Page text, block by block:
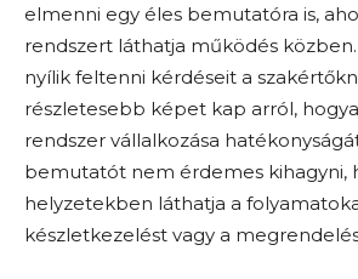
elmenni egy éles bemutatóra is,
rendszert láthatja működés
nyílik feltenni kérdéseit a
részletesebb képet kap arról,
rendszer vállalkozása
bemutatót nem érdemes kihagyni,
helyzetekben láthatja a
készletkezelést vagy a